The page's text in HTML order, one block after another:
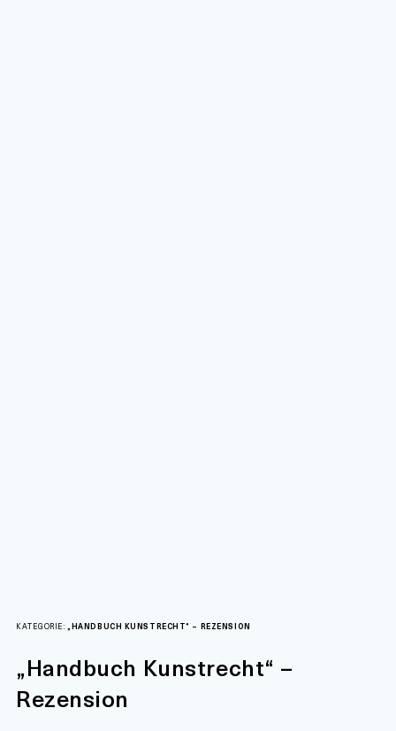
KATEGORIE:„HANDBUCH KUNSTRECHT“ – REZENSION
„Handbuch Kunstrecht“ –
Rezension